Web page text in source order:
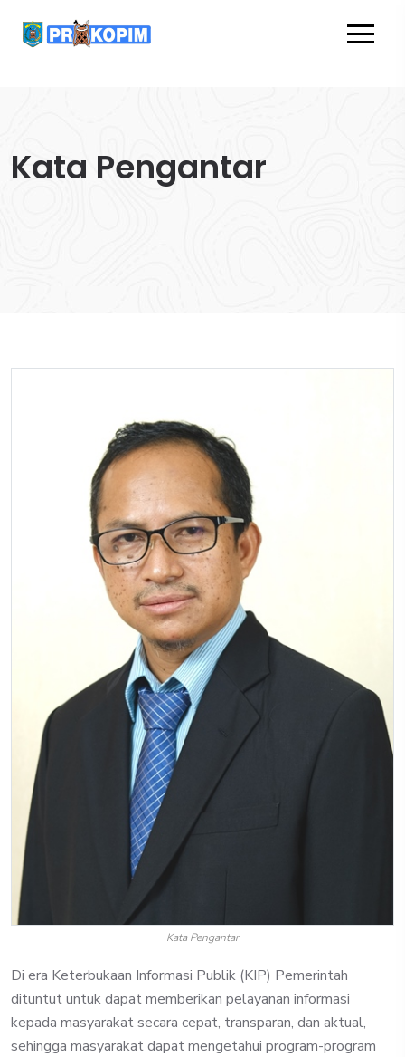
Kata Pengantar
Kata Pengantar
Di era Keterbukaan Informasi Publik (KIP) Pemerintah
dituntut untuk dapat memberikan pelayanan informasi
kepada masyarakat secara cepat, transparan, dan aktual,
sehingga masyarakat dapat mengetahui program-program